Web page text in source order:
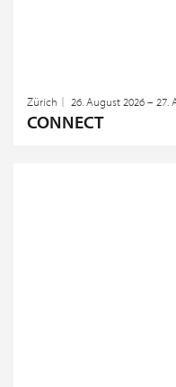
Zürich 26. August 2026 – 27.
CONNECT